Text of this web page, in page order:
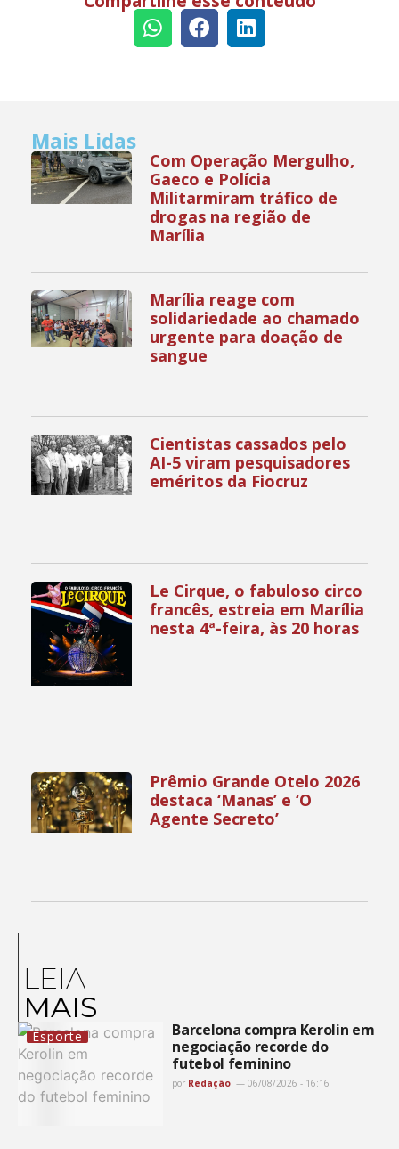
Mais Lidas
Com Operação Mergulho,
Gaeco e Polícia
Militarmiram tráfico de
drogas na região de
Marília
Marília reage com
solidariedade ao chamado
urgente para doação de
sangue
Cientistas cassados pelo
AI-5 viram pesquisadores
eméritos da Fiocruz
Le Cirque, o fabuloso circo
francês, estreia em Marília
nesta 4ª-feira, às 20 horas
Prêmio Grande Otelo 2026
destaca ‘Manas’ e ‘O
Agente Secreto’
LEIA
MAIS
Esporte
Barcelona compra Kerolin em
negociação recorde do
futebol feminino
por Redação 06/08/2026 - 16:16